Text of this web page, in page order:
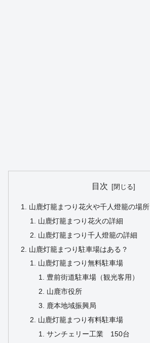
目次
山鹿灯籠まつり花火や千人燈籠の場所
山鹿灯籠まつり花火の詳細
山鹿灯籠まつり千人燈籠の詳細
山鹿灯籠まつり駐車場はある？
山鹿灯籠まつり無料駐車場
豊前街道駐車場（観光客用）
山鹿市役所
鹿本地域振興局
山鹿灯籠まつり有料駐車場
サンチェリー工業 150台